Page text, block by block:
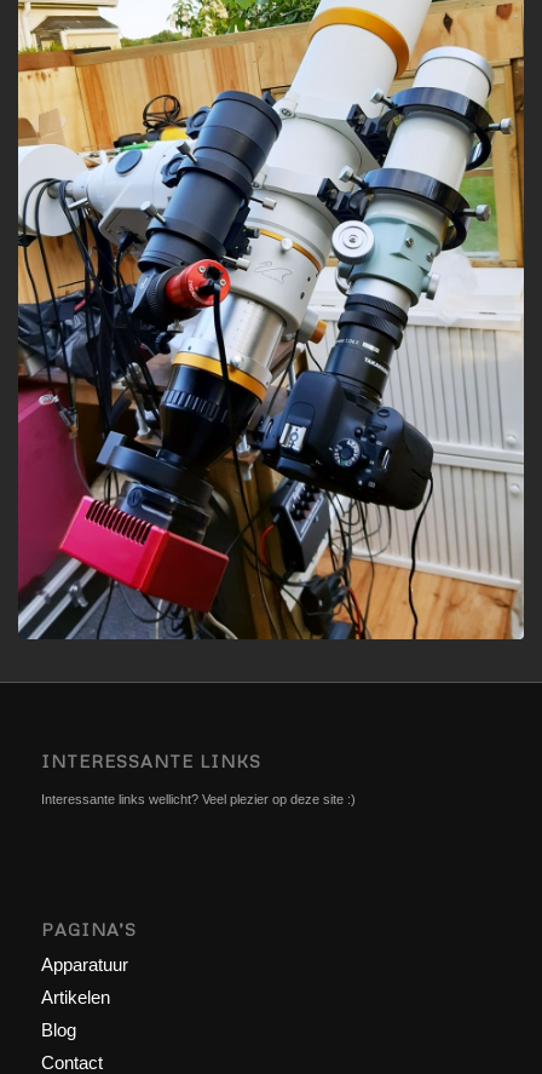
INTERESSANTE LINKS
Interessante links wellicht? Veel plezier op deze site :)
PAGINA’S
Apparatuur
Artikelen
Blog
Contact